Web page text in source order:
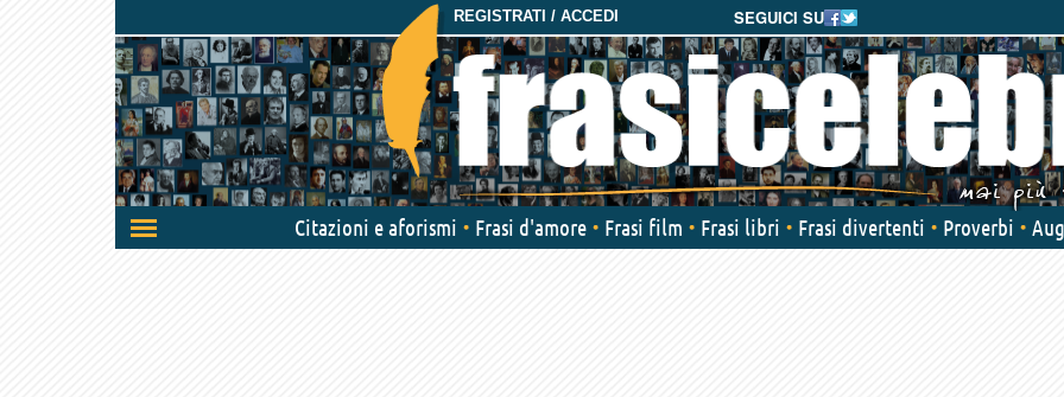
SEGUICI SU
REGISTRATI / ACCEDI
Attiva/disattiva
navigazione
Citazioni e aforismi Frasi d'amore Frasi film Frasi libri Frasi divertenti Proverbi